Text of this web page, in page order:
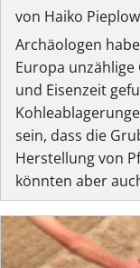
von Haiko Pieplow
Archäologen
Europa
und Eisenzeit
sein, dass die
Herstellung von
könnten aber